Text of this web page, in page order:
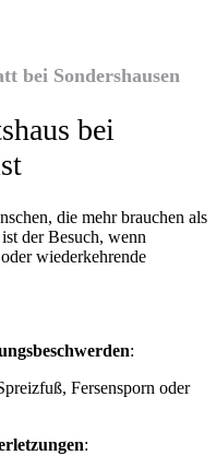
bei Sondershausen
bei
die mehr brauchen als
der Besuch, wenn
wiederkehrende
:
Fersensporn oder
: